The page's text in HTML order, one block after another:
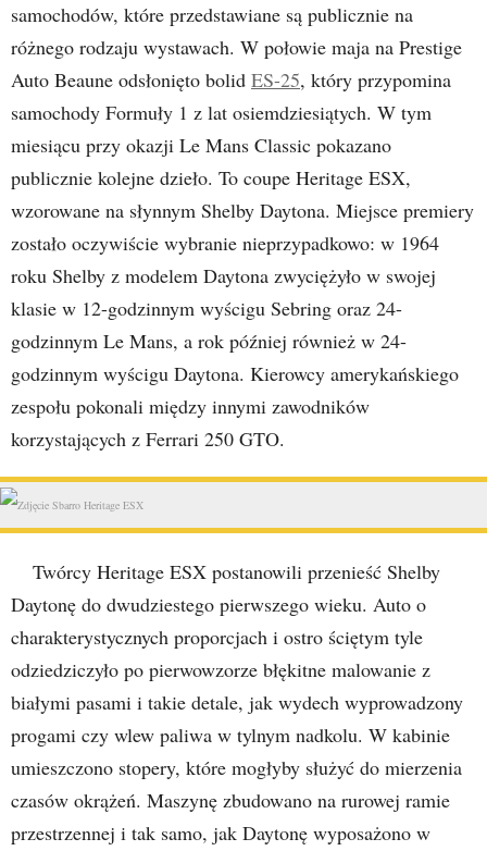
samochodów, które przedstawiane są publicznie na
różnego rodzaju wystawach. W połowie maja na Prestige
Auto Beaune odsłonięto bolid ES-25, który przypomina
samochody Formuły 1 z lat osiemdziesiątych. W tym
miesiącu przy okazji Le Mans Classic pokazano
publicznie kolejne dzieło. To coupe Heritage ESX,
wzorowane na słynnym Shelby Daytona. Miejsce premiery
zostało oczywiście wybranie nieprzypadkowo: w 1964
roku Shelby z modelem Daytona zwyciężyło w swojej
klasie w 12-godzinnym wyścigu Sebring oraz 24-
godzinnym Le Mans, a rok później również w 24-
godzinnym wyścigu Daytona. Kierowcy amerykańskiego
zespołu pokonali między innymi zawodników
korzystających z Ferrari 250 GTO.
Twórcy Heritage ESX postanowili przenieść Shelby
Daytonę do dwudziestego pierwszego wieku. Auto o
charakterystycznych proporcjach i ostro ściętym tyle
odziedziczyło po pierwowzorze błękitne malowanie z
białymi pasami i takie detale, jak wydech wyprowadzony
progami czy wlew paliwa w tylnym nadkolu. W kabinie
umieszczono stopery, które mogłyby służyć do mierzenia
czasów okrążeń. Maszynę zbudowano na rurowej ramie
przestrzennej i tak samo, jak Daytonę wyposażono w